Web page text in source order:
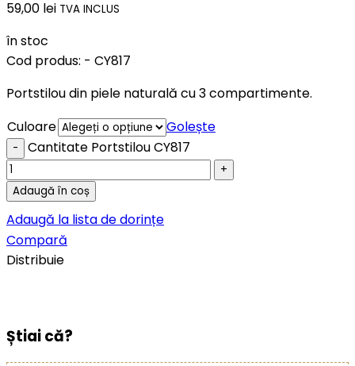
59,00 lei TVA INCLUS
în stoc
Cod produs: - CY817
Portstilou din piele naturală cu 3 compartimente.
Culoare
Golește
Cantitate Portstilou CY817
Adaugă în coș
Adaugă la lista de dorințe
Compară
Distribuie
Știai că?